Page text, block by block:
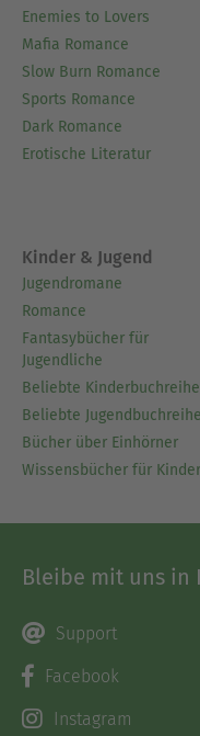
Enemies to Lovers
Mafia Romance
Slow Burn Romance
Sports Romance
Dark Romance
Erotische Literatur
Kinder & Jugend
Jugendromane
Romance
Fantasybücher für
Jugendliche
Beliebte
Beliebte
Bücher über Einhörner
Wissensbücher für Kinder
Bleibe mit uns in
Support
Facebook
Instagram